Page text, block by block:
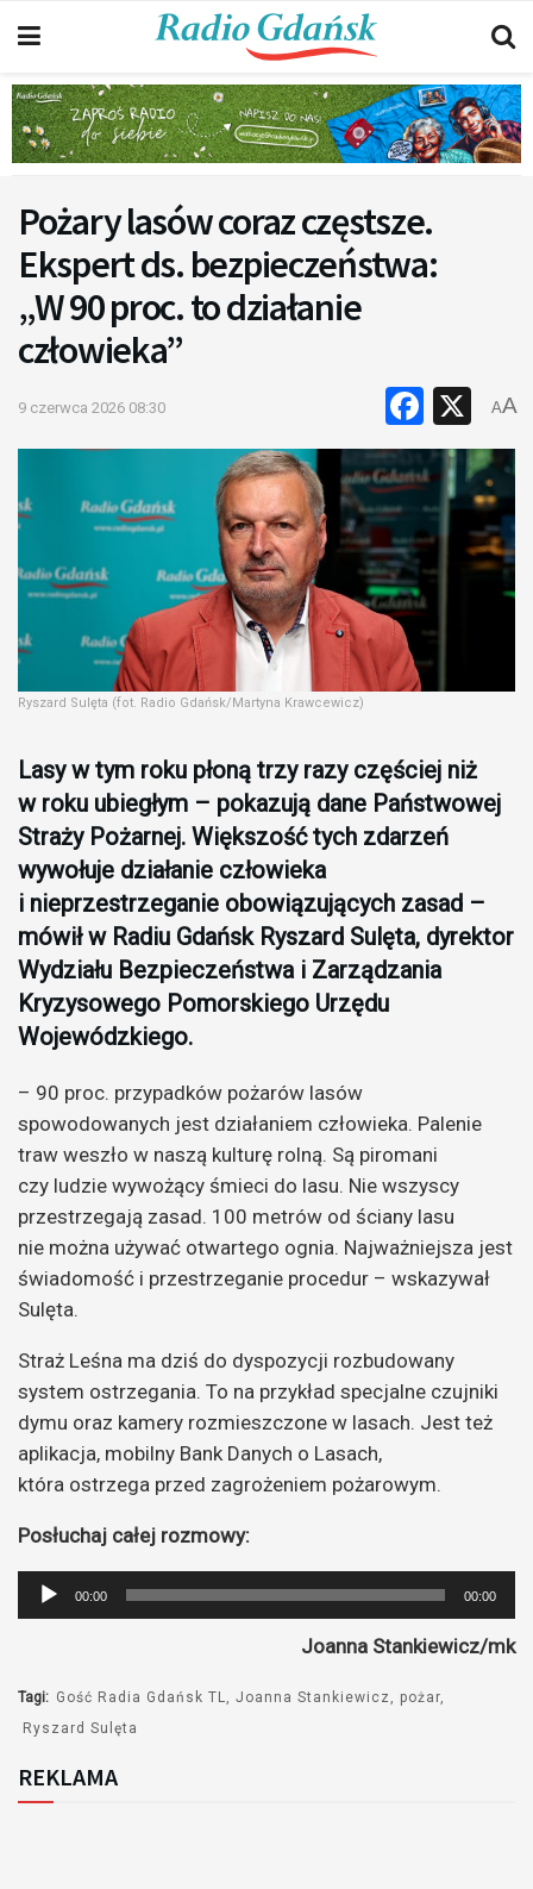
Pożary lasów coraz częstsze.
Ekspert ds. bezpieczeństwa:
„W 90 proc. to działanie
człowieka”
9 czerwca 2026 08:30 X
AA
Ryszard Sulęta (fot. Radio Gdańsk/Martyna Krawcewicz)
Lasy w tym roku płoną trzy razy częściej niż
w roku ubiegłym – pokazują dane Państwowej
Straży Pożarnej. Większość tych zdarzeń
wywołuje działanie człowieka
i nieprzestrzeganie obowiązujących zasad –
mówił w Radiu Gdańsk Ryszard Sulęta, dyrektor
Wydziału Bezpieczeństwa i Zarządzania
Kryzysowego Pomorskiego Urzędu
Wojewódzkiego.
– 90 proc. przypadków pożarów lasów
spowodowanych jest działaniem człowieka. Palenie
traw weszło w naszą kulturę rolną. Są piromani
czy ludzie wywożący śmieci do lasu. Nie wszyscy
przestrzegają zasad. 100 metrów od ściany lasu
nie można używać otwartego ognia. Najważniejsza jest
świadomość i przestrzeganie procedur – wskazywał
Sulęta.
Straż Leśna ma dziś do dyspozycji rozbudowany
system ostrzegania. To na przykład specjalne czujniki
dymu oraz kamery rozmieszczone w lasach. Jest też
aplikacja, mobilny Bank Danych o Lasach,
która ostrzega przed zagrożeniem pożarowym.
Posłuchaj całej rozmowy:
Odtwarzacz
plików
00:00 00:00
Joanna Stankiewicz/mk
Tagi: Gość Radia Gdańsk TL Joanna Stankiewicz
pożar
Ryszard Sulęta
REKLAMA